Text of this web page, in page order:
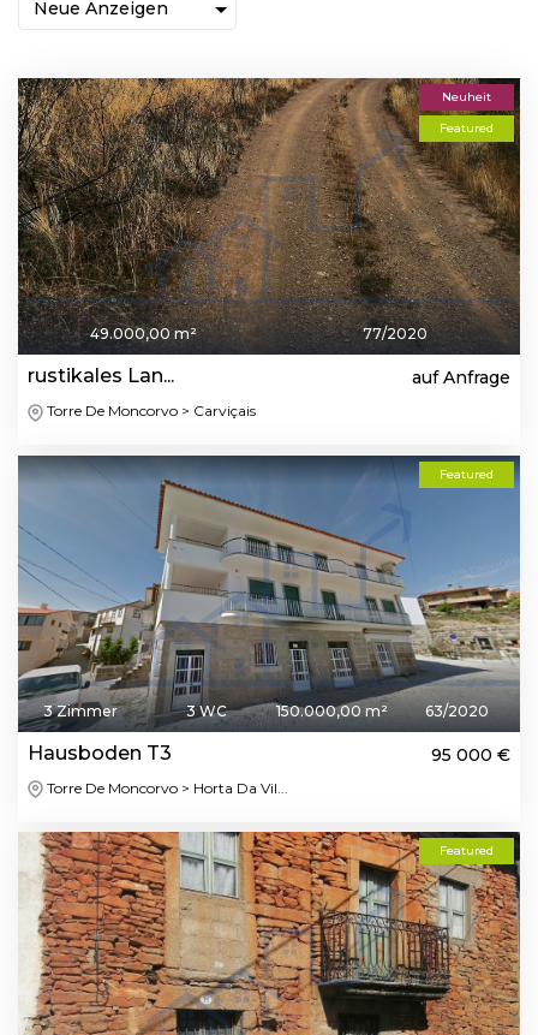
Neuheit
Featured
49.000,00 m² 77/2020
rustikales Lan... auf Anfrage
Torre De Moncorvo > Carviçais
Featured
3 Zimmer 3 WC 150.000,00 m² 63/2020
Hausboden T3 95 000 €
Torre De Moncorvo > Horta Da Vil...
Featured